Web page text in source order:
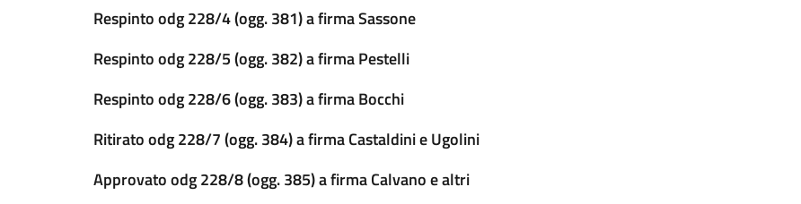
Respinto odg 228/4 (ogg. 381) a firma Sassone
Respinto odg 228/5 (ogg. 382) a firma Pestelli
Respinto odg 228/6 (ogg. 383) a firma Bocchi
Ritirato odg 228/7 (ogg. 384) a firma Castaldini e Ugolini
Approvato odg 228/8 (ogg. 385) a firma Calvano e altri